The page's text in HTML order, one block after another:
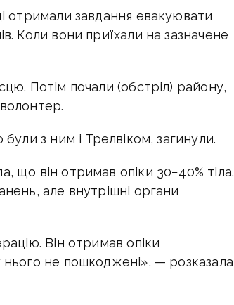
отримали завдання евакуювати
Коли вони приїхали на зазначене
Потім почали (обстріл) району,
з ним і Трелвіком, загинули.
що він отримав опіки 30−40% тіла.
але внутрішні органи
Він отримав опіки
не пошкоджені», — розказала